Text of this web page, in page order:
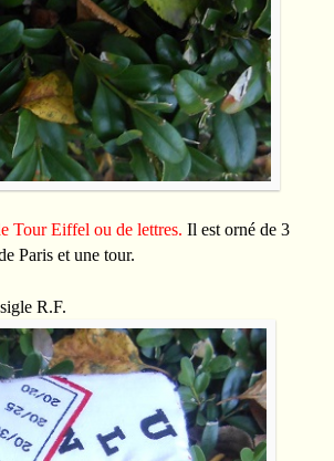
Tour Eiffel ou de lettres. Il est orné de 3
Paris et une tour.
R.F.